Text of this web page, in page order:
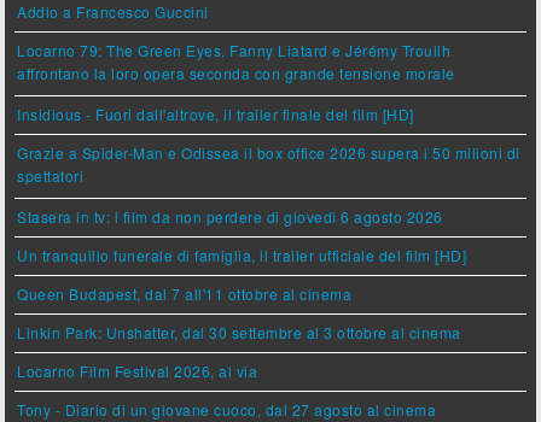
Addio a Francesco Guccini
Locarno 79: The Green Eyes, Fanny Liatard e Jérémy Trouilh
affrontano la loro opera seconda con grande tensione morale
Insidious - Fuori dall'altrove, il trailer finale del film [HD]
Grazie a Spider-Man e Odissea il box office 2026 supera i 50 milioni di
spettatori
Stasera in tv: i film da non perdere di giovedì 6 agosto 2026
Un tranquillo funerale di famiglia, il trailer ufficiale del film [HD]
Queen Budapest, dal 7 all'11 ottobre al cinema
Linkin Park: Unshatter, dal 30 settembre al 3 ottobre al cinema
Locarno Film Festival 2026, al via
Tony - Diario di un giovane cuoco, dal 27 agosto al cinema